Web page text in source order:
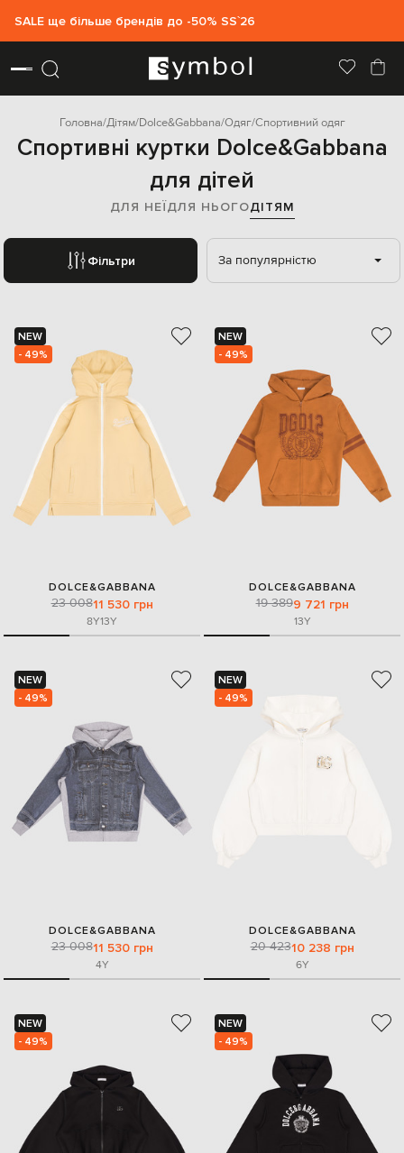
SALE ще більше брендів до -50% SS`26
Головна Дітям Dolce&Gabbana Одяг Спортивний одяг
Спортивні куртки Dolce&Gabbana
для дітей
ДЛЯ НЕЇДЛЯ НЬОГОДІТЯМ
Фільтри За популярністю
NEW
- 49%
DOLCE&GABBANA
23 00811 530 грн
8Y13Y
NEW
- 49%
DOLCE&GABBANA
19 3899 721 грн
13Y
NEW
- 49%
DOLCE&GABBANA
23 00811 530 грн
4Y
NEW
- 49%
DOLCE&GABBANA
20 42310 238 грн
6Y
NEW
- 49%
NEW
- 49%